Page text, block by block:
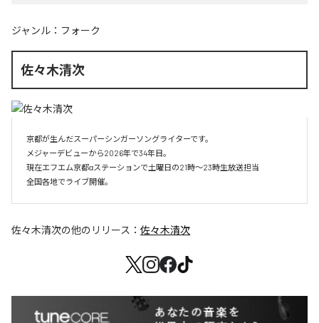
ジャンル： フォーク
佐々木清次
京都が生んだスーパーシンガーソングライターです。
メジャーデビューから2026年で34年目。
現在エフエム京都αステーションで土曜日の21時～23時生放送担当
全国各地でライブ開催。
佐々木清次の他のリリース： 佐々木清次